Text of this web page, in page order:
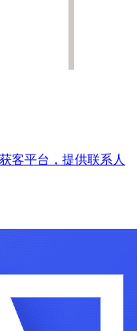
客平台，提供联系人